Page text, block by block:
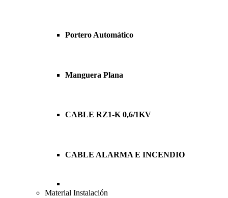
Portero Automático
Manguera Plana
CABLE RZ1-K 0,6/1KV
CABLE ALARMA E INCENDIO
Material Instalación